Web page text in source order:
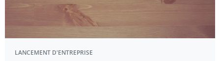
LANCEMENT D'ENTREPRISE